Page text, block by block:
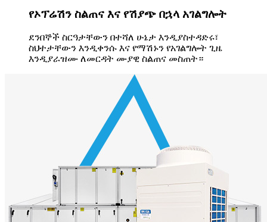
የኦፕሬሽን ስልጠና እና የሽያጭ በኋላ አገልግሎት
ደንበኞች ስርዓታቸውን በተሻለ ሁኔታ እንዲያስተዳድሩ፣
ስህተታቸውን እንዲቀንሱ እና የማሽኑን የአገልግሎት ጊዜ
እንዲያራዝሙ ለመርዳት ሙያዊ ስልጠና መስጠት።